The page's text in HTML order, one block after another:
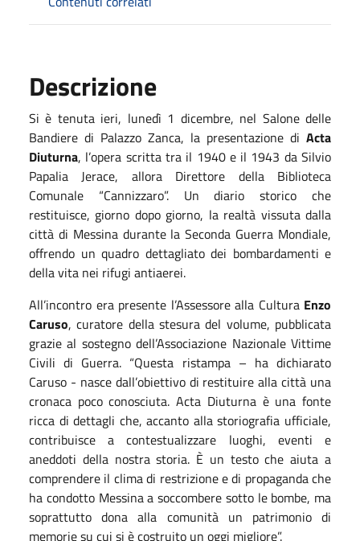
Descrizione
Si è tenuta ieri, lunedì 1 dicembre, nel Salone delle
Bandiere di Palazzo Zanca, la presentazione di Acta
Diuturna, l’opera scritta tra il 1940 e il 1943 da Silvio
Papalia Jerace, allora Direttore della Biblioteca
Comunale “Cannizzaro”. Un diario storico che
restituisce, giorno dopo giorno, la realtà vissuta dalla
città di Messina durante la Seconda Guerra Mondiale,
offrendo un quadro dettagliato dei bombardamenti e
della vita nei rifugi antiaerei.
All’incontro era presente l’Assessore alla Cultura Enzo
Caruso, curatore della stesura del volume, pubblicata
grazie al sostegno dell’Associazione Nazionale Vittime
Civili di Guerra. “Questa ristampa – ha dichiarato
Caruso - nasce dall’obiettivo di restituire alla città una
cronaca poco conosciuta. Acta Diuturna è una fonte
ricca di dettagli che, accanto alla storiografia ufficiale,
contribuisce a contestualizzare luoghi, eventi e
aneddoti della nostra storia. È un testo che aiuta a
comprendere il clima di restrizione e di propaganda che
ha condotto Messina a soccombere sotto le bombe, ma
soprattutto dona alla comunità un patrimonio di
memorie su cui si è costruito un oggi migliore”.